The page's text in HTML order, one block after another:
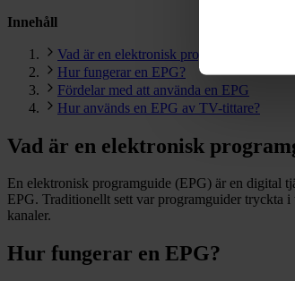
Innehåll
Vad är en elektronisk programguide
Hur fungerar en EPG?
Fördelar med att använda en EPG
Hur används en EPG av TV-tittare?
Vad är en elektronisk
En elektronisk programguide (EPG) är en digital
EPG. Traditionellt sett var programguider tryckta
kanaler.
Hur fungerar en EPG?